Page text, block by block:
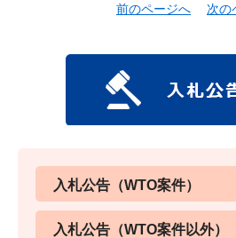
前のページへ 次の
入札公告（WTO案件）
入札公告（WTO案件以外）